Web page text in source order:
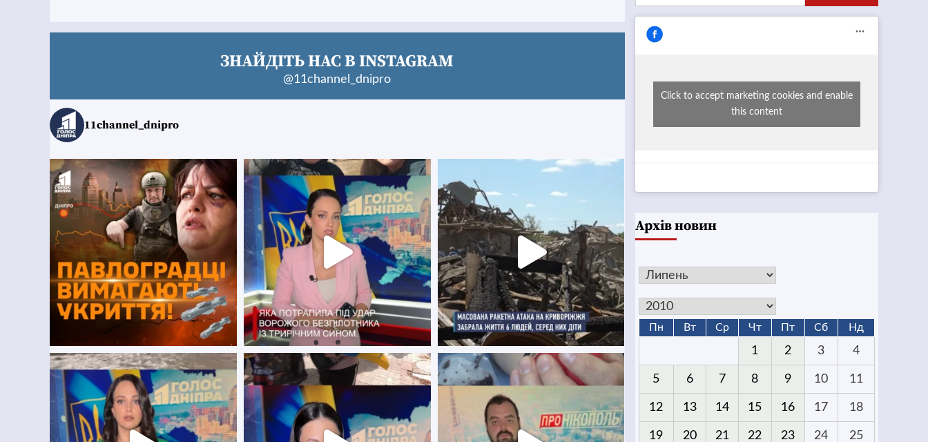
ЗНАЙДІТЬ НАС В INSTAGRAM
@11channel_dnipro
11channel_dnipro
Click to accept marketing cookies and enable
this content
Архів новин
Пн Вт Ср Чт Пт Сб Нд
1 2 3 4
5 6 7 8 9 10 11
12 13 14 15 16 17 18
19 20 21 22 23 24 25